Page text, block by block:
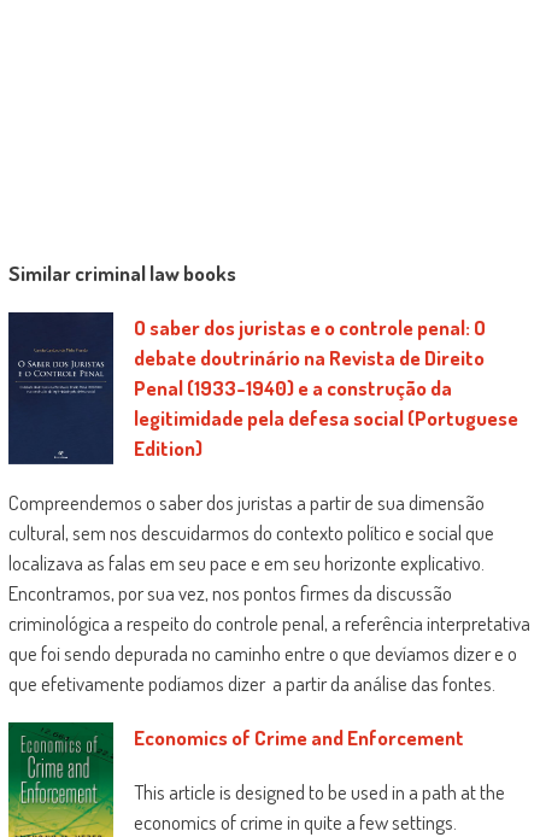
Similar criminal law books
O saber dos juristas e o controle penal: O
debate doutrinário na Revista de Direito
Penal (1933-1940) e a construção da
legitimidade pela defesa social (Portuguese
Edition)
Compreendemos o saber dos juristas a partir de sua dimensão
cultural, sem nos descuidarmos do contexto político e social que
localizava as falas em seu pace e em seu horizonte explicativo.
Encontramos, por sua vez, nos pontos firmes da discussão
criminológica a respeito do controle penal, a referência interpretativa
que foi sendo depurada no caminho entre o que devíamos dizer e o
que efetivamente podíamos dizer a partir da análise das fontes.
Economics of Crime and Enforcement
This article is designed to be used in a path at the
economics of crime in quite a few settings.